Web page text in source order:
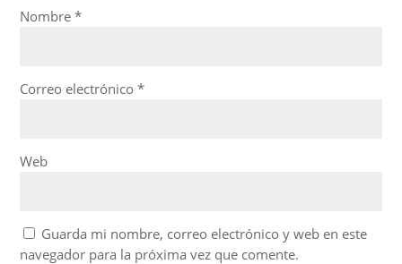
Nombre*
Correo electrónico*
Web
Guarda mi nombre, correo electrónico y web en este
navegador para la próxima vez que comente.